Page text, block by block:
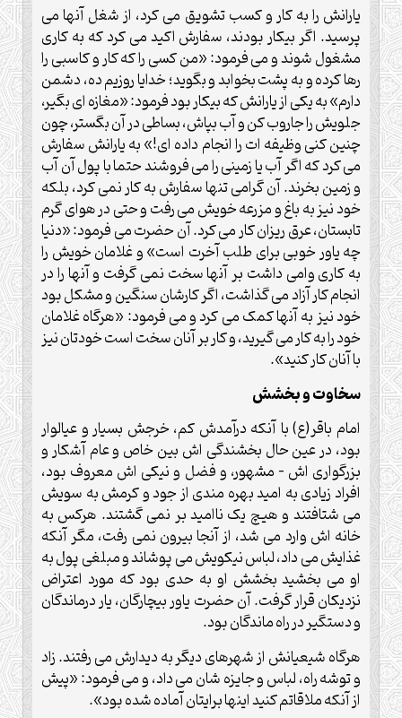
یارانش را به کار و کسب تشویق می کرد، از شغل آنها می
پرسید. اگر بیکار بودند، سفارش اکید می کرد که به کاری
مشغول شوند و می فرمود: «من کسی را که کار و کاسبی را
رها کرده و به پشت بخوابد و بگوید؛ خدایا روزیم ده، دشمن
دارم» به یکی از یارانش که بیکار بود فرمود: «مغازه ای بگیر،
جلویش را جاروب کن و آب بپاش، بساطی در آن بگستر، چون
چنین کنی وظیفه ات را انجام داده ای!» به یارانش سفارش
می کرد که اگر آب یا زمینی را می فروشند حتما با پول آن آب
و زمین بخرند. آن گرامی تنها سفارش به کار نمی کرد، بلکه
خود نیز به باغ و مزرعه خویش می رفت و حتی در هوای گرم
تابستان، عرق ریزان کار می کرد. آن حضرت می فرمود: «دنیا
چه یاور خوبی برای طلب آخرت است» و غلامان خویش را
به کاری وامی داشت بر آنها سخت نمی گرفت و آنها را در
انجام کار آزاد می گذاشت، اگر کارشان سنگین و مشکل بود
خود نیز به آنها کمک می کرد و می فرمود: «هرگاه غلامان
خود را به کار می گیرید، و کار بر آنان سخت است خودتان نیز
با آنان کار کنید».
سخاوت و بخشش
امام باقر(ع) با آنکه درآمدش کم، خرجش بسیار و عیالوار
بود، در عین حال بخشندگی اش بین خاص و عام آشکار و
بزرگواری اش – مشهور، و فضل و نیکی اش معروف بود،
افراد زیادی به امید بهره مندی از جود و کرمش به سویش
می شتافتند و هیچ یک ناامید بر نمی گشتند. هرکس به
خانه اش وارد می شد، از آنجا بیرون نمی رفت، مگر آنکه
غذایش می داد، لباس نیکویش می پوشاند و مبلغی پول به
او می بخشید بخشش او به حدی بود که مورد اعتراض
نزدیکان قرار گرفت. آن حضرت یاور بیچارگان، یار درماندگان
و دستگیر در راه ماندگان بود.
هرگاه شیعیانش از شهرهای دیگر به دیدارش می رفتند. زاد
و توشه راه، لباس و جایزه شان می داد، و می فرمود: «پیش
از آنکه ملاقاتم کنید اینها برایتان آماده شده بود».